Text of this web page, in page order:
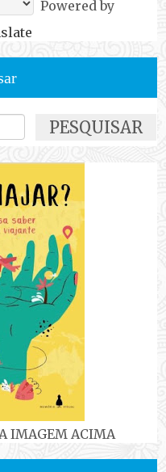
Powered by
IMAGEM ACIMA